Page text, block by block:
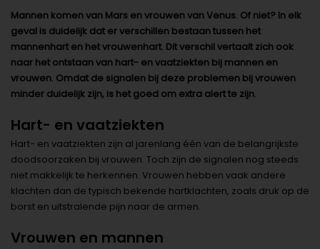
Mannen komen van Mars en vrouwen van Venus. Of niet? In elk
geval is duidelijk dat er verschillen bestaan tussen het
mannenhart en het vrouwenhart. Dit verschil vertaalt zich ook
naar het ontstaan van hart- en vaatziekten bij mannen en
vrouwen. Omdat de signalen bij deze problemen bij vrouwen
minder duidelijk zijn, is het goed om extra alert te zijn.
Hart- en vaatziekten
Hart- en vaatziekten zijn al jarenlang één van de belangrijkste
doodsoorzaken bij vrouwen. Toch zijn de signalen nog steeds
niet makkelijk te herkennen. Vrouwen hebben vaak andere
klachten dan de typisch bekende hartklachten, zoals druk op de
borst en uitstralende pijn naar de armen.
Vrouwen en mannen